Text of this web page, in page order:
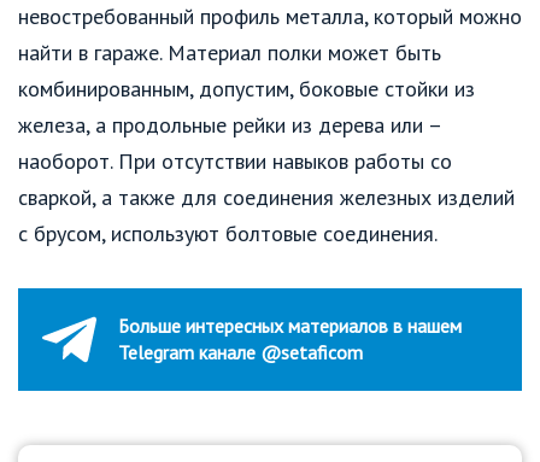
невостребованный профиль металла, который можно
найти в гараже. Материал полки может быть
комбинированным, допустим, боковые стойки из
железа, а продольные рейки из дерева или –
наоборот. При отсутствии навыков работы со
сваркой, а также для соединения железных изделий
с брусом, используют болтовые соединения.
Больше интересных материалов в нашем
Telegram канале @setaficom